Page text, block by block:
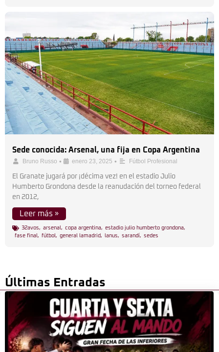
Sede conocida: Arsenal, una fija en Copa Argentina
Bruno Russo • enero 23, 2025 • Fútbol Profesional
El Granate jugará por ¡décima vez! en el estadio Julio
Humberto Grondona desde la reanudación del torneo federal
en 2012,
Leer más »
32avos, arsenal , copa argentina, estadio julio humberto grondona,
fase final , fútbol , general lamadrid, lanus, sarandí, sedes
Últimas Entradas